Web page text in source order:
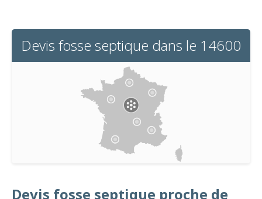
Devis fosse septique dans le 14600
Devis fosse septique proche de